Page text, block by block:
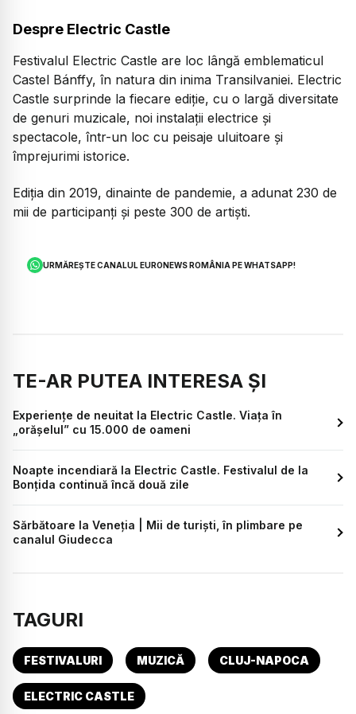
Despre Electric Castle
Festivalul Electric Castle are loc lângă emblematicul
Castel Bánffy, în natura din inima Transilvaniei. Electric
Castle surprinde la fiecare ediție, cu o largă diversitate
de genuri muzicale, noi instalații electrice și
spectacole, într-un loc cu peisaje uluitoare și
împrejurimi istorice.
Ediția din 2019, dinainte de pandemie, a adunat 230 de
mii de participanți și peste 300 de artiști.
URMĂREȘTE CANALUL EURONEWS ROMÂNIA PE WHATSAPP!
TE-AR PUTEA INTERESA ȘI
Experiențe de neuitat la Electric Castle. Viața în
„orășelul” cu 15.000 de oameni
Noapte incendiară la Electric Castle. Festivalul de la
Bonțida continuă încă două zile
Sărbătoare la Veneția | Mii de turiști, în plimbare pe
canalul Giudecca
TAGURI
FESTIVALURI MUZICĂ CLUJ-NAPOCA
ELECTRIC CASTLE